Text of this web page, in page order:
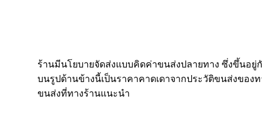
ร้านมีนโยบายจัดส่งแบบคิดค่าขนส่งปลายทาง ซึ่งขึ้นอ
บนรูปด้านข้างนี้เป็นราคาคาดเดาจากประวัติขนส่งของ
ขนส่งที่ทางร้านแนะนำ